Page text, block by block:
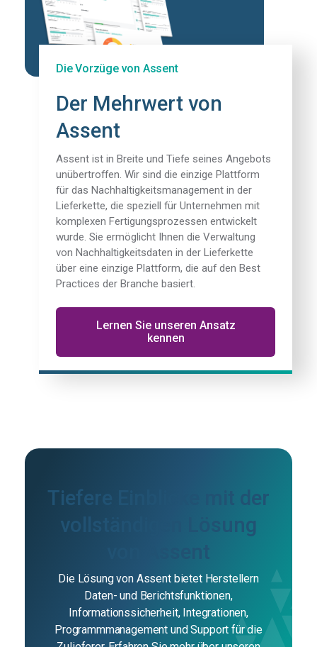
Die Vorzüge von Assent
Der Mehrwert von
Assent
Assent ist in Breite und Tiefe seines Angebots
unübertroffen. Wir sind die einzige Plattform
für das Nachhaltigkeitsmanagement in der
Lieferkette, die speziell für Unternehmen mit
komplexen Fertigungsprozessen entwickelt
wurde. Sie ermöglicht Ihnen die Verwaltung
von Nachhaltigkeitsdaten in der Lieferkette
über eine einzige Plattform, die auf den Best
Practices der Branche basiert.
Lernen Sie unseren Ansatz
kennen
Tiefere Einblicke mit der
vollständigen Lösung
Die Lösung von Assent bietet Herstellern
Daten- und Berichtsfunktionen,
Informationssicherheit, Integrationen,
Programmmanagement und Support für die